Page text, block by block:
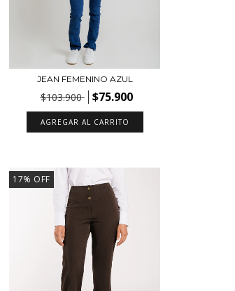
JEAN FEMENINO AZUL
$103.900 $75.900
AGREGAR AL CARRITO
17% OFF